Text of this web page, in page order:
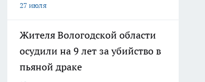
27 июля
Жителя Вологодской области
осудили на 9 лет за убийство в
пьяной драке